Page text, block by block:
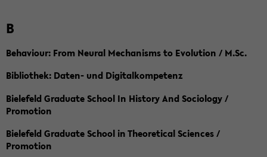
B
Behaviour: From Neural Mechanisms to Evolution / M.Sc.
Bibliothek: Daten- und Digitalkompetenz
Bielefeld Graduate School In History And Sociology /
Promotion
Bielefeld Graduate School in Theoretical Sciences /
Promotion